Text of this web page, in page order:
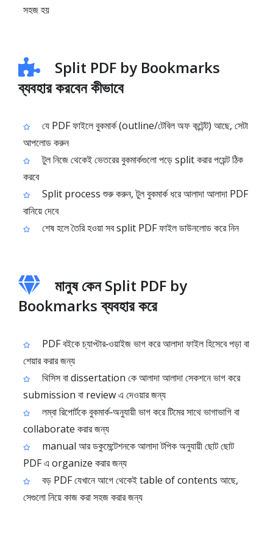
সহজ হয়
Split PDF by Bookmarks
ব্যবহার করবেন কীভাবে
যে PDF ফাইলে বুকমার্ক (outline/টেবিল অফ কন্টেন্ট) আছে, সেটা
আপলোড করুন
টুল নিজে থেকেই ভেতরের বুকমার্কগুলো পড়ে split করার পয়েন্ট ঠিক
করবে
Split process শুরু করুন, টুল বুকমার্ক ধরে আলাদা আলাদা PDF
বানিয়ে দেবে
শেষ হলে তৈরি হওয়া সব split PDF ফাইল ডাউনলোড করে নিন
মানুষ কেন Split PDF by
Bookmarks ব্যবহার করে
PDF বইকে চ্যাপ্টার‑ওয়াইজ ভাগ করে আলাদা ফাইল হিসেবে পড়া বা
শেয়ার করার জন্য
থিসিস বা dissertation কে আলাদা আলাদা সেকশনে ভাগ করে
submission বা review এ দেওয়ার জন্য
লম্বা রিপোর্টকে বুকমার্ক‑অনুযায়ী ভাগ করে টিমের সাথে ভাগাভাগি বা
collaborate করার জন্য
manual আর ডকুমেন্টেশনকে আলাদা টপিক অনুযায়ী ছোট ছোট
PDF এ organize করার জন্য
বড় PDF যেখানে আগে থেকেই table of contents আছে,
সেগুলো নিয়ে কাজ করা সহজ করার জন্য